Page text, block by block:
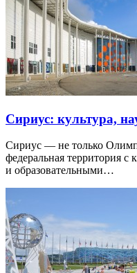
Сириус: культура,
Сириус — не только
федеральная территория
и образовательными…